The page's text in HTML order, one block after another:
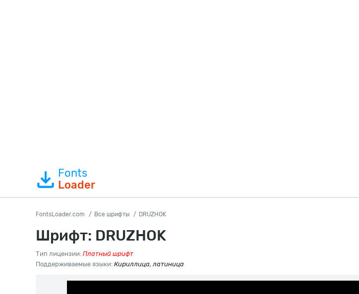
Fonts
Loader
FontsLoader.com Все шрифты DRUZHOK
Шрифт: DRUZHOK
Тип лицензии: Платный шрифт
Поддерживаемые языки: Кириллица, латиница